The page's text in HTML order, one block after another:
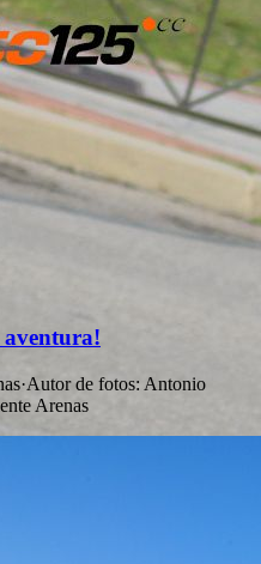
aventura!
·Autor de fotos: Antonio
Arenas